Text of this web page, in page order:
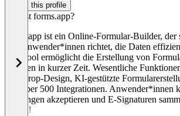
Claim this profile
Was ist forms.app?
forms.app ist ein Online-Formular-Builder, der
und Anwender*innen richtet, die Daten
Das Tool ermöglicht die Erstellung von
Quizzen in kurzer Zeit. Wesentliche
and-Drop-Design, KI-gestützte
und über 500 Integrationen. Anwender*innen
Zahlungen akzeptieren und E-Signaturen
Modell